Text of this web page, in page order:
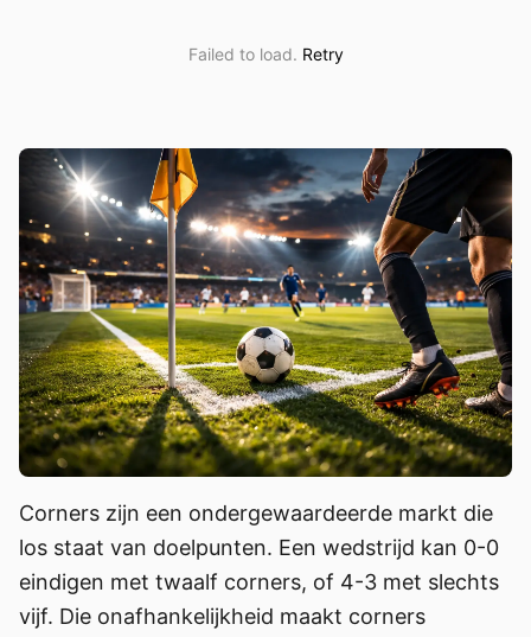
Failed to load. Retry
Corners zijn een ondergewaardeerde markt die
los staat van doelpunten. Een wedstrijd kan 0-0
eindigen met twaalf corners, of 4-3 met slechts
vijf. Die onafhankelijkheid maakt corners